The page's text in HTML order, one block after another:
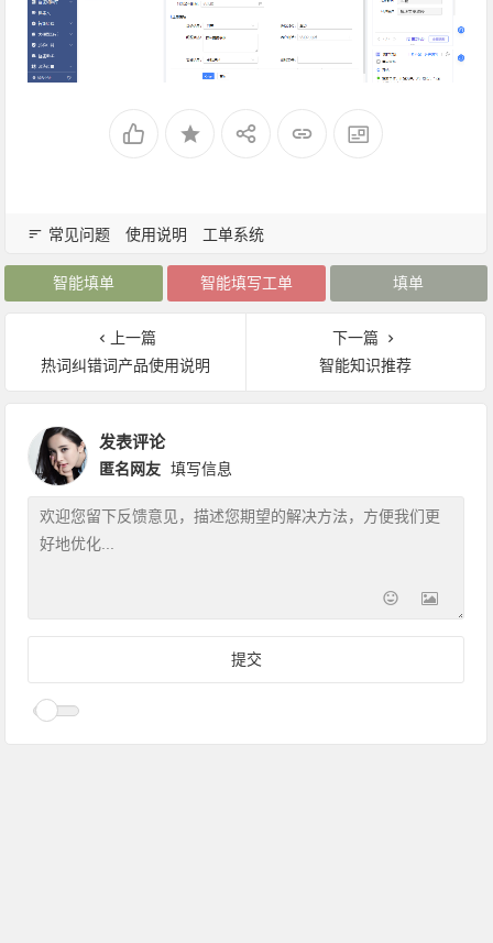
常见问题 使用说明 工单系统
智能填单 智能填写工单 填单
上一篇
热词纠错词产品使用说明
下一篇
智能知识推荐
发表评论
匿名网友 填写信息